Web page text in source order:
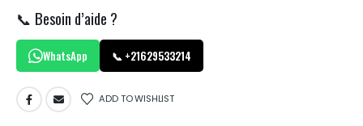
📞 Besoin d’aide ?
WhatsApp 📞 +21629533214
ADD TO WISHLIST